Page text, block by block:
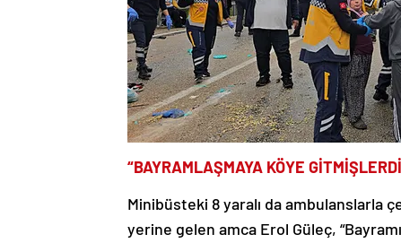
“BAYRAMLAŞMAYA KÖYE
Minibüsteki 8 yaralı da ambulanslarla
yerine gelen amca Erol Güleç,